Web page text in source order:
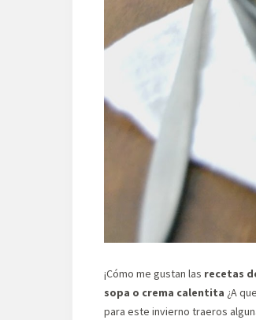
¡Cómo me gustan las recetas
sopa o crema calentita ¿A
para este invierno traeros